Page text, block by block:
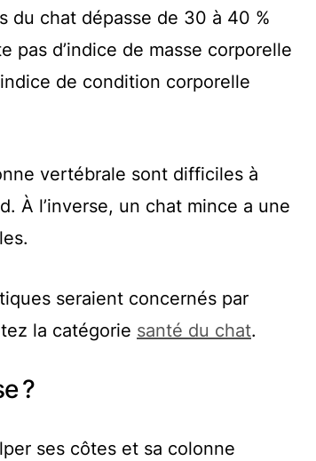
du chat dépasse de 30 à 40 %
pas d’indice de masse corporelle
de condition corporelle
vertébrale sont difficiles à
À l’inverse, un chat mince a une
seraient concernés par
la catégorie santé du chat.
?
ses côtes et sa colonne